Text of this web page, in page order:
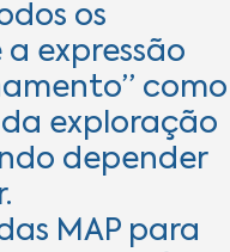
os
expressão
como
exploração
depender
MAP para